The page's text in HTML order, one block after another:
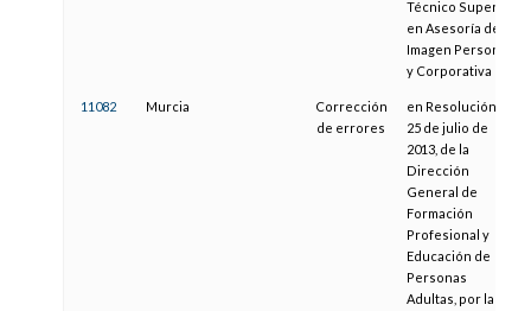
Técnico Superior
en Asesoría de
Imagen Personal
y Corporativa
11082 Murcia
Corrección
de errores
en Resolución de
25 de julio de
2013, de la
Dirección
General de
Formación
Profesional y
Educación de
Personas
Adultas, por la